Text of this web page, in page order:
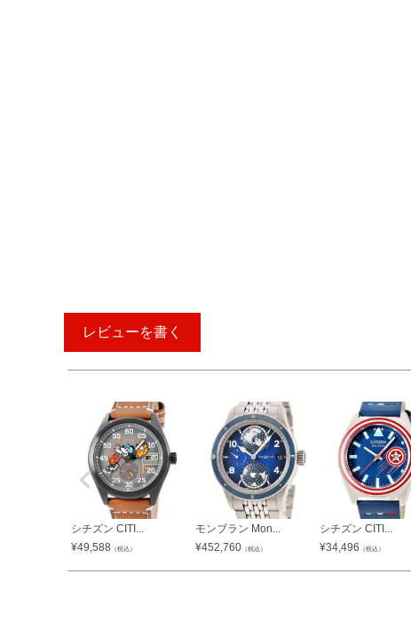
レビューを書く
シチズン CITI...
¥49,588 （税込）
モンブラン Mon...
¥452,760 （税込）
シチズン CITI...
¥34,496 （税込）